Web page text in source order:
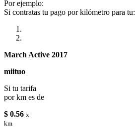
Por ejemplo:
Si contratas tu pago por kilómetro para tu:
March Active 2017
miituo
Si tu tarifa
por km es de
$ 0.56 x
km